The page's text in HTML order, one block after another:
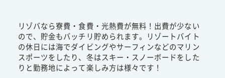
リゾバなら寮費・食費・光熱費が無料！出費が少ない
ので、貯金もバッチリ貯められます。リゾートバイト
の休日には海でダイビングやサーフィンなどのマリン
スポーツをしたり、冬はスキー・スノーボードをした
りと勤務地によって楽しみ方は様々です！